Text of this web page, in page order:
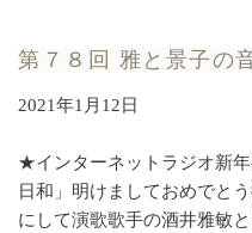
第７８回 雅と景子の
2021年1月12日
★インターネットラジオ新
日和」明けましておめでと
にして演歌歌手の酒井雅敏